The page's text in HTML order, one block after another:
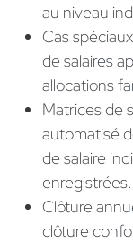
au niveau
Cas
de salaires
allocations
Matrices de
automatisé
de salaire
enregistrées.
Clôture
clôture